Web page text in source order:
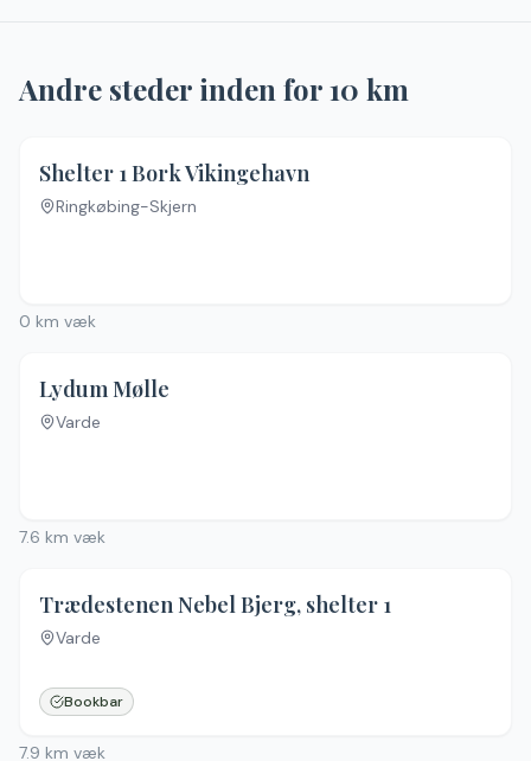
Andre steder inden for10 km
Shelter 1 Bork Vikingehavn
Ringkøbing-Skjern
0 km væk
Lydum Mølle
Varde
7.6 km væk
Trædestenen Nebel Bjerg, shelter 1
Varde
Bookbar
7.9 km væk